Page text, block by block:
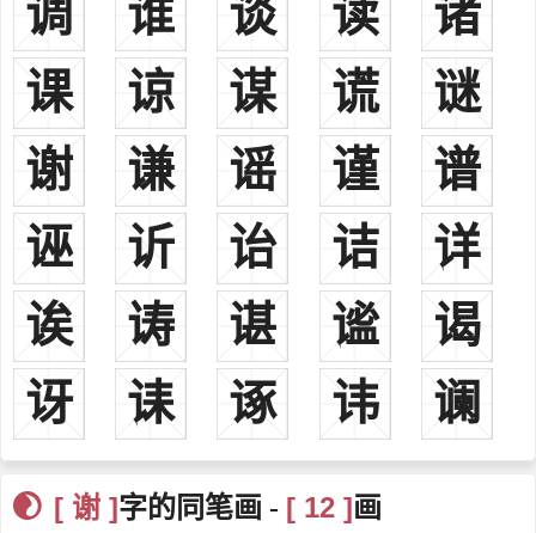
仕汉，六曰彭城则有慈仕吴，七曰九江则有曼卿善毛诗仕汉，八曰庐
江有奇仕魏，九曰牂牁则有暹仕汉，十曰敦煌则有艾仕前凉。
谢姓以郡望为堂号外，还有威怀、安晋、东山、宝树堂号。“威
温梦想篡位，扣押谢安，要求他合作，谢安坚决不屈服。桓温失败
后，皇上拜谢安为尚书仆射，淝水之战，谢安与其侄子谢玄以少用
多，击溃苻坚大军，使晋朝转危为安。谢安的忠诚和威风使朝廷上
下、外国邦联都敬佩他、怀念他、惧怕他。这就是“威怀”和“安晋”堂
号的来历。
陈留堂
会稽堂
是谢姓在东晋时期的根所地，也是秦朝的郡名，包括江苏省东部
东山堂
东山位于浙江省上虞县之西南，在晋室谢安末出任征讨大都督前
调
谁 谈 读
诸
课
谅 谋 谎
谜
谢
谦 谣 谨
谱
诬
䜣 诒 诘
详
诶
诪 谌 谧
谒
讶
诔 诼 讳 谰
[ 谢 ]字的同笔画 - [ 12 ]画